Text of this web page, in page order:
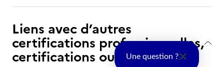
Liens avec d’autres
certifications professionnelles,
certifications ou habilitations
Une question ?